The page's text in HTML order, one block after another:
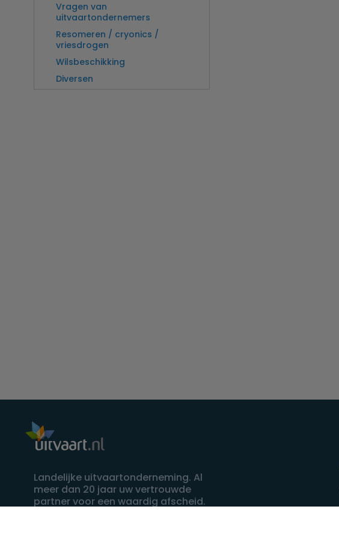
Vragen van
uitvaartondernemers
Resomeren / cryonics /
vriesdrogen
Wilsbeschikking
Diversen
Landelijke uitvaartonderneming. Al
meer dan 20 jaar uw vertrouwde
partner voor een waardig afscheid.